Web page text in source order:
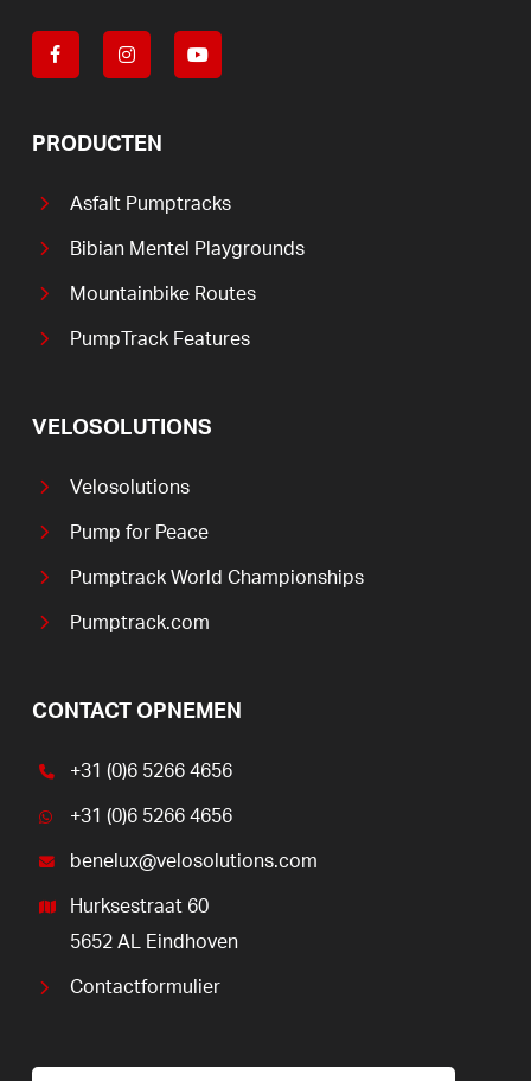
PRODUCTEN
Asfalt Pumptracks
Bibian Mentel Playgrounds
Mountainbike Routes
PumpTrack Features
VELOSOLUTIONS
Velosolutions
Pump for Peace
Pumptrack World Championships
Pumptrack.com
CONTACT OPNEMEN
+31 (0)6 5266 4656
+31 (0)6 5266 4656
benelux@velosolutions.com
Hurksestraat 60
5652 AL Eindhoven
Contactformulier